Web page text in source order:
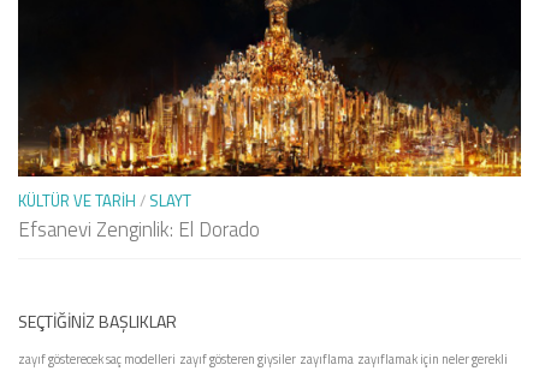
KÜLTÜR VE TARIH / SLAYT
Efsanevi Zenginlik: El Dorado
SEÇTIĞINIZ BAŞLIKLAR
zayıf gösterecek saç modelleri zayıf gösteren giysiler zayıflama zayıflamak için neler gerekli